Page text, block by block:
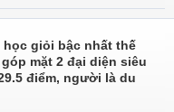
giỏi bậc nhất thế
mặt 2 đại diện siêu
điểm, người là du